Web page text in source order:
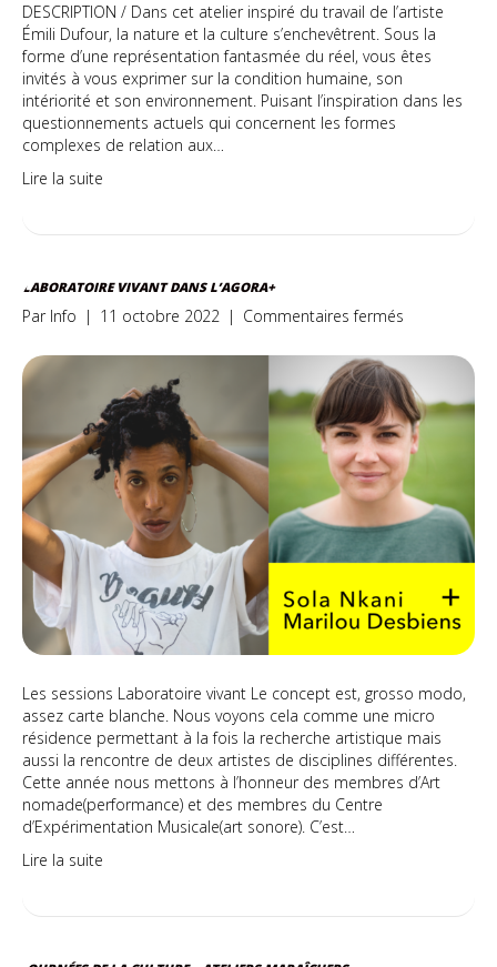
DESCRIPTION / Dans cet atelier inspiré du travail de l’artiste
Émili Dufour, la nature et la culture s’enchevêtrent. Sous la
forme d’une représentation fantasmée du réel, vous êtes
invités à vous exprimer sur la condition humaine, son
intériorité et son environnement. Puisant l’inspiration dans les
questionnements actuels qui concernent les formes
complexes de relation aux…
Lire la suite
LABORATOIRE VIVANT DANS L’AGORA+
Par Info | 11 octobre 2022 | Commentaires fermés
vivant
dans
l’AGORA+
Les sessions Laboratoire vivant Le concept est, grosso modo,
assez carte blanche. Nous voyons cela comme une micro
résidence permettant à la fois la recherche artistique mais
aussi la rencontre de deux artistes de disciplines différentes.
Cette année nous mettons à l’honneur des membres d’Art
nomade(performance) et des membres du Centre
d’Expérimentation Musicale(art sonore). C’est…
Lire la suite